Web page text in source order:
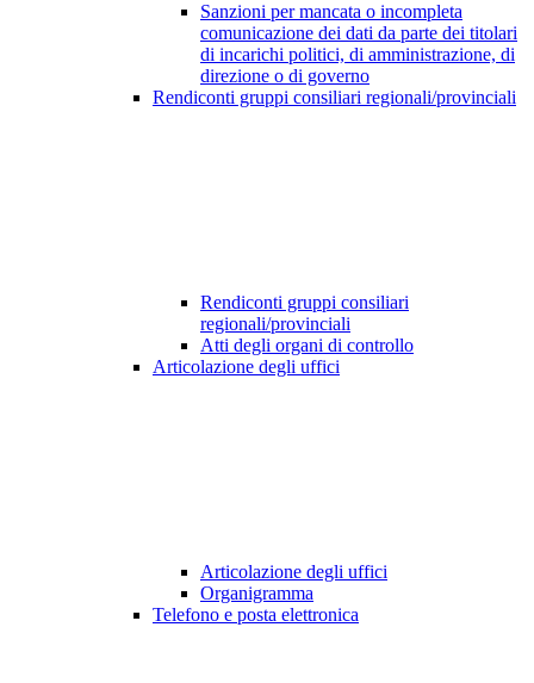
Sanzioni per mancata o incompleta
comunicazione dei dati da parte dei titolari
di incarichi politici, di amministrazione, di
direzione o di governo
Rendiconti gruppi consiliari regionali/provinciali
Rendiconti gruppi consiliari
regionali/provinciali
Atti degli organi di controllo
Articolazione degli uffici
Articolazione degli uffici
Organigramma
Telefono e posta elettronica